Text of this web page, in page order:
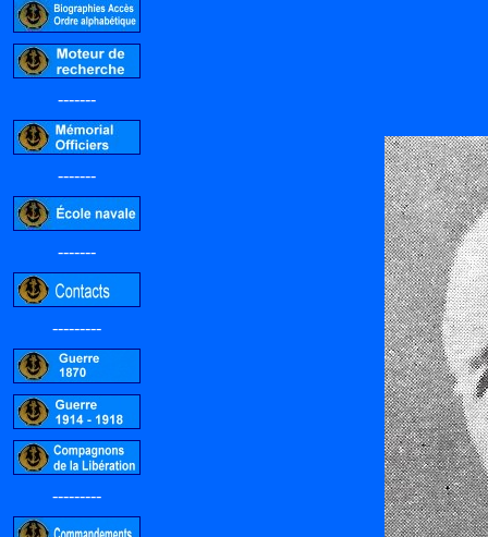
-------
-------
-------
---------
---------